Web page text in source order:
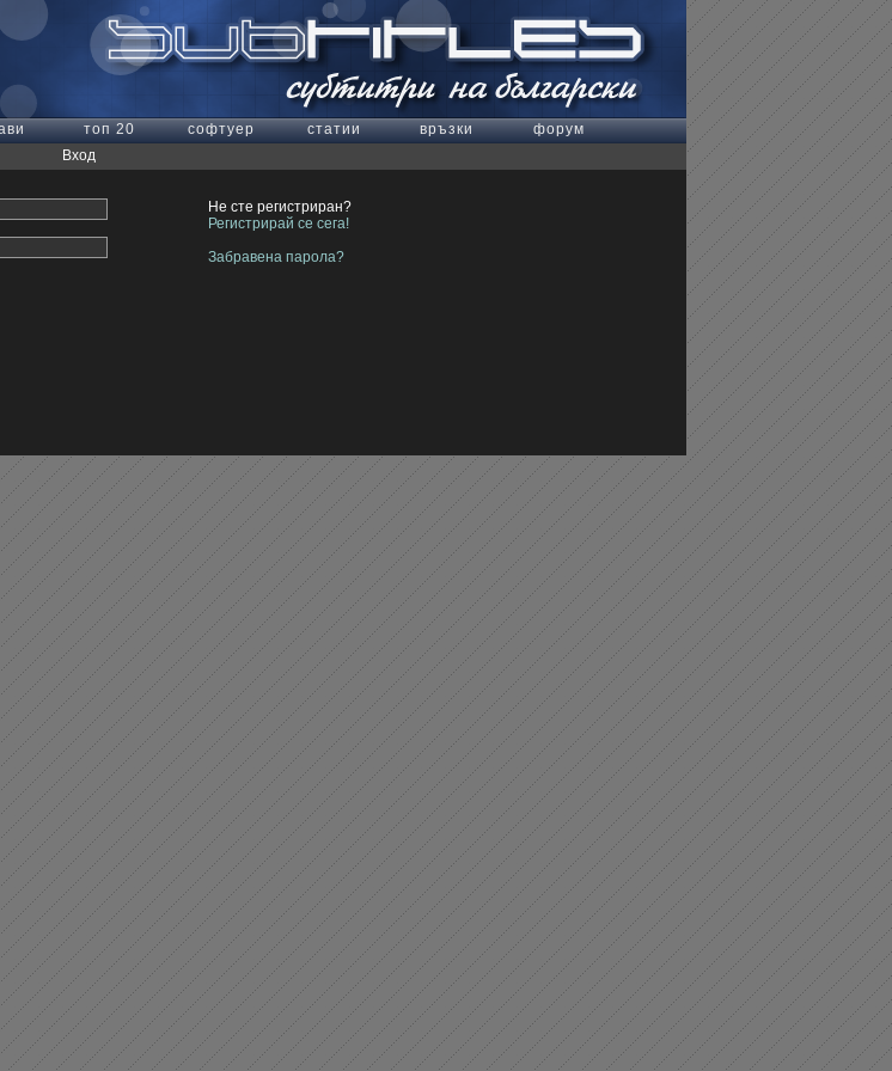
топ 20 софтуер статии връзки
форум
Вход
Не сте регистриран?
Регистрирай се сега!
Забравена парола?